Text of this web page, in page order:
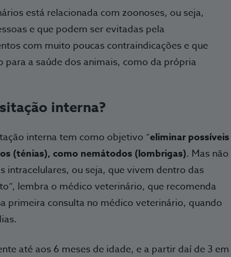
está relacionada com zoonoses, ou seja,
e que podem ser evitadas pela
com muito poucas contraindicações e que
a saúde dos animais, como da própria
interna?
interna tem como objetivo “eliminar possíveis
(ténias), como nemátodos (lombrigas). Mas não
intracelulares, ou seja, que vivem dentro das
lembra o médico veterinário, que recomenda
primeira consulta no médico veterinário, quando
até aos 6 meses de idade, e a partir daí de 3 em